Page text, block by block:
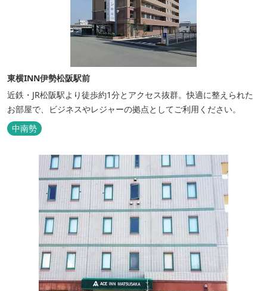
東横INN伊勢松阪駅前
近鉄・JR松阪駅より徒歩約1分とアクセス抜群。快適に整えられた
お部屋で、ビジネスやレジャーの拠点としてご利用ください。
中南勢